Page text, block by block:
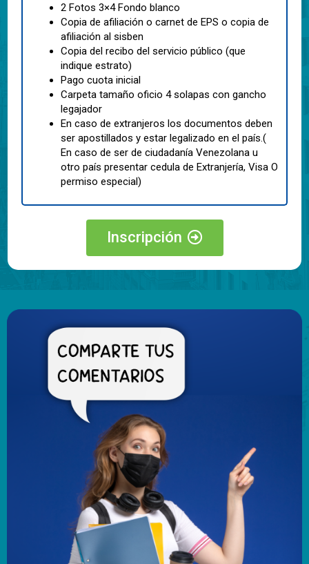
2 Fotos 3×4 Fondo blanco
Copia de afiliación o carnet de EPS o copia de
afiliación al sisben
Copia del recibo del servicio público (que
indique estrato)
Pago cuota inicial
Carpeta tamaño oficio 4 solapas con gancho
legajador
En caso de extranjeros los documentos deben
ser apostillados y estar legalizado en el país.(
En caso de ser de ciudadanía Venezolana u
otro país presentar cedula de Extranjería, Visa O
permiso especial)
Inscripción